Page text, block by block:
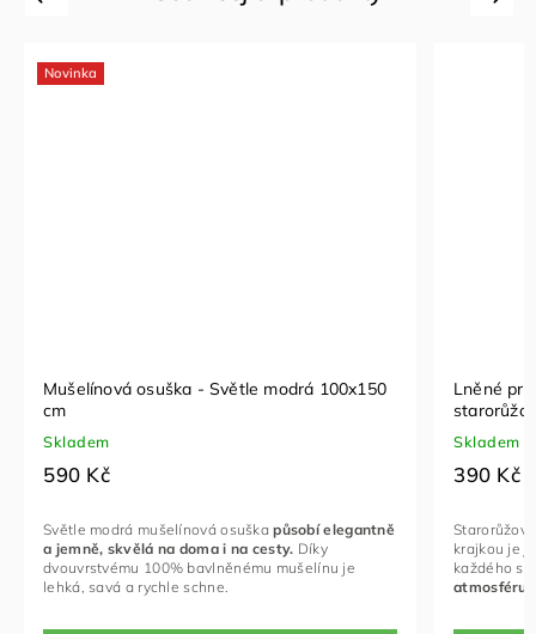
100x150
elegantně
je
Lněné prostírání s paličkovanou krajkou -
Starorůžové lněné prostírání s bílou paličkovanou
krajkou jejemnýmaromantickým
doplňkem
každého stolu, který vnese do vašeho domova
atmosféru